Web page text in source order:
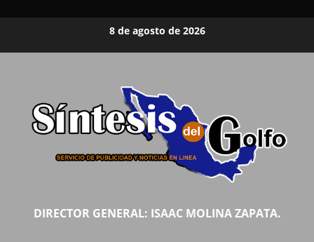
8 de agosto de 2026
DIRECTOR GENERAL: ISAAC MOLINA ZAPATA.